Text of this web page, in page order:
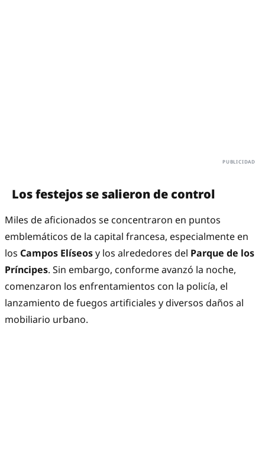
Los festejos se salieron de control
Miles de aficionados se concentraron en puntos
emblemáticos de la capital francesa, especialmente en
los Campos Elíseosy los alrededores del Parque de los
Príncipes. Sin embargo, conforme avanzó la noche,
comenzaron los enfrentamientos con la policía, el
lanzamiento de fuegos artificiales y diversos daños al
mobiliario urbano.